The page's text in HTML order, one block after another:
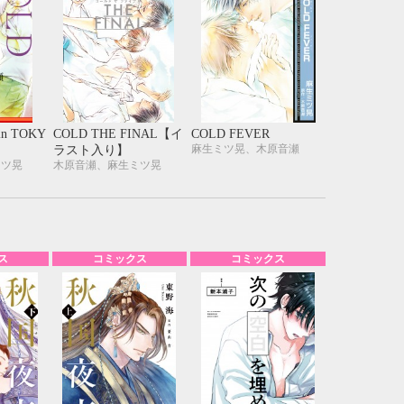
TOKY
晃
COLD THE FINAL【イ
ラスト入り】
木原音瀬、麻生ミツ晃
COLD FEVER
麻生ミツ晃、木原音瀬
コミックス コミックス
10月
WED THU FRI SAT
1 2
3
7
8 9
10
14
15 16 17